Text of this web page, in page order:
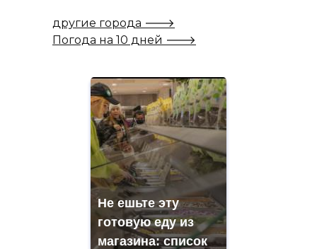
другие города 🡒
Погода на 10 дней 🡒
Не ешьте эту
готовую еду из
магазина: список